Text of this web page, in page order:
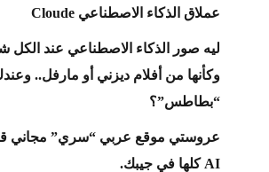
عملاق الذكاء الاصطناعي Cloude
ليه صور الذكاء الاصطناعي عند الكل
وكأنها من أفلام ديزني أو مارفل..
“بطاطس”؟
عروستي موقع عربي “سري” مجاني
AI كلها في جيبك.